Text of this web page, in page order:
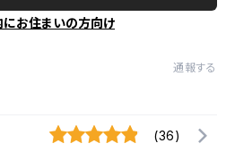
にお住まいの方向け
通報する
(36)